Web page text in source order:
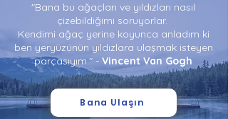
"Bana bu ağaçları ve yıldızları nasıl
çizebildiğimi soruyorlar.
Kendimi ağaç yerine koyunca anladım ki
ben yeryüzünün yıldızlara ulaşmak isteyen
parçasıyım." - Vincent Van Gogh
Bana Ulaşın